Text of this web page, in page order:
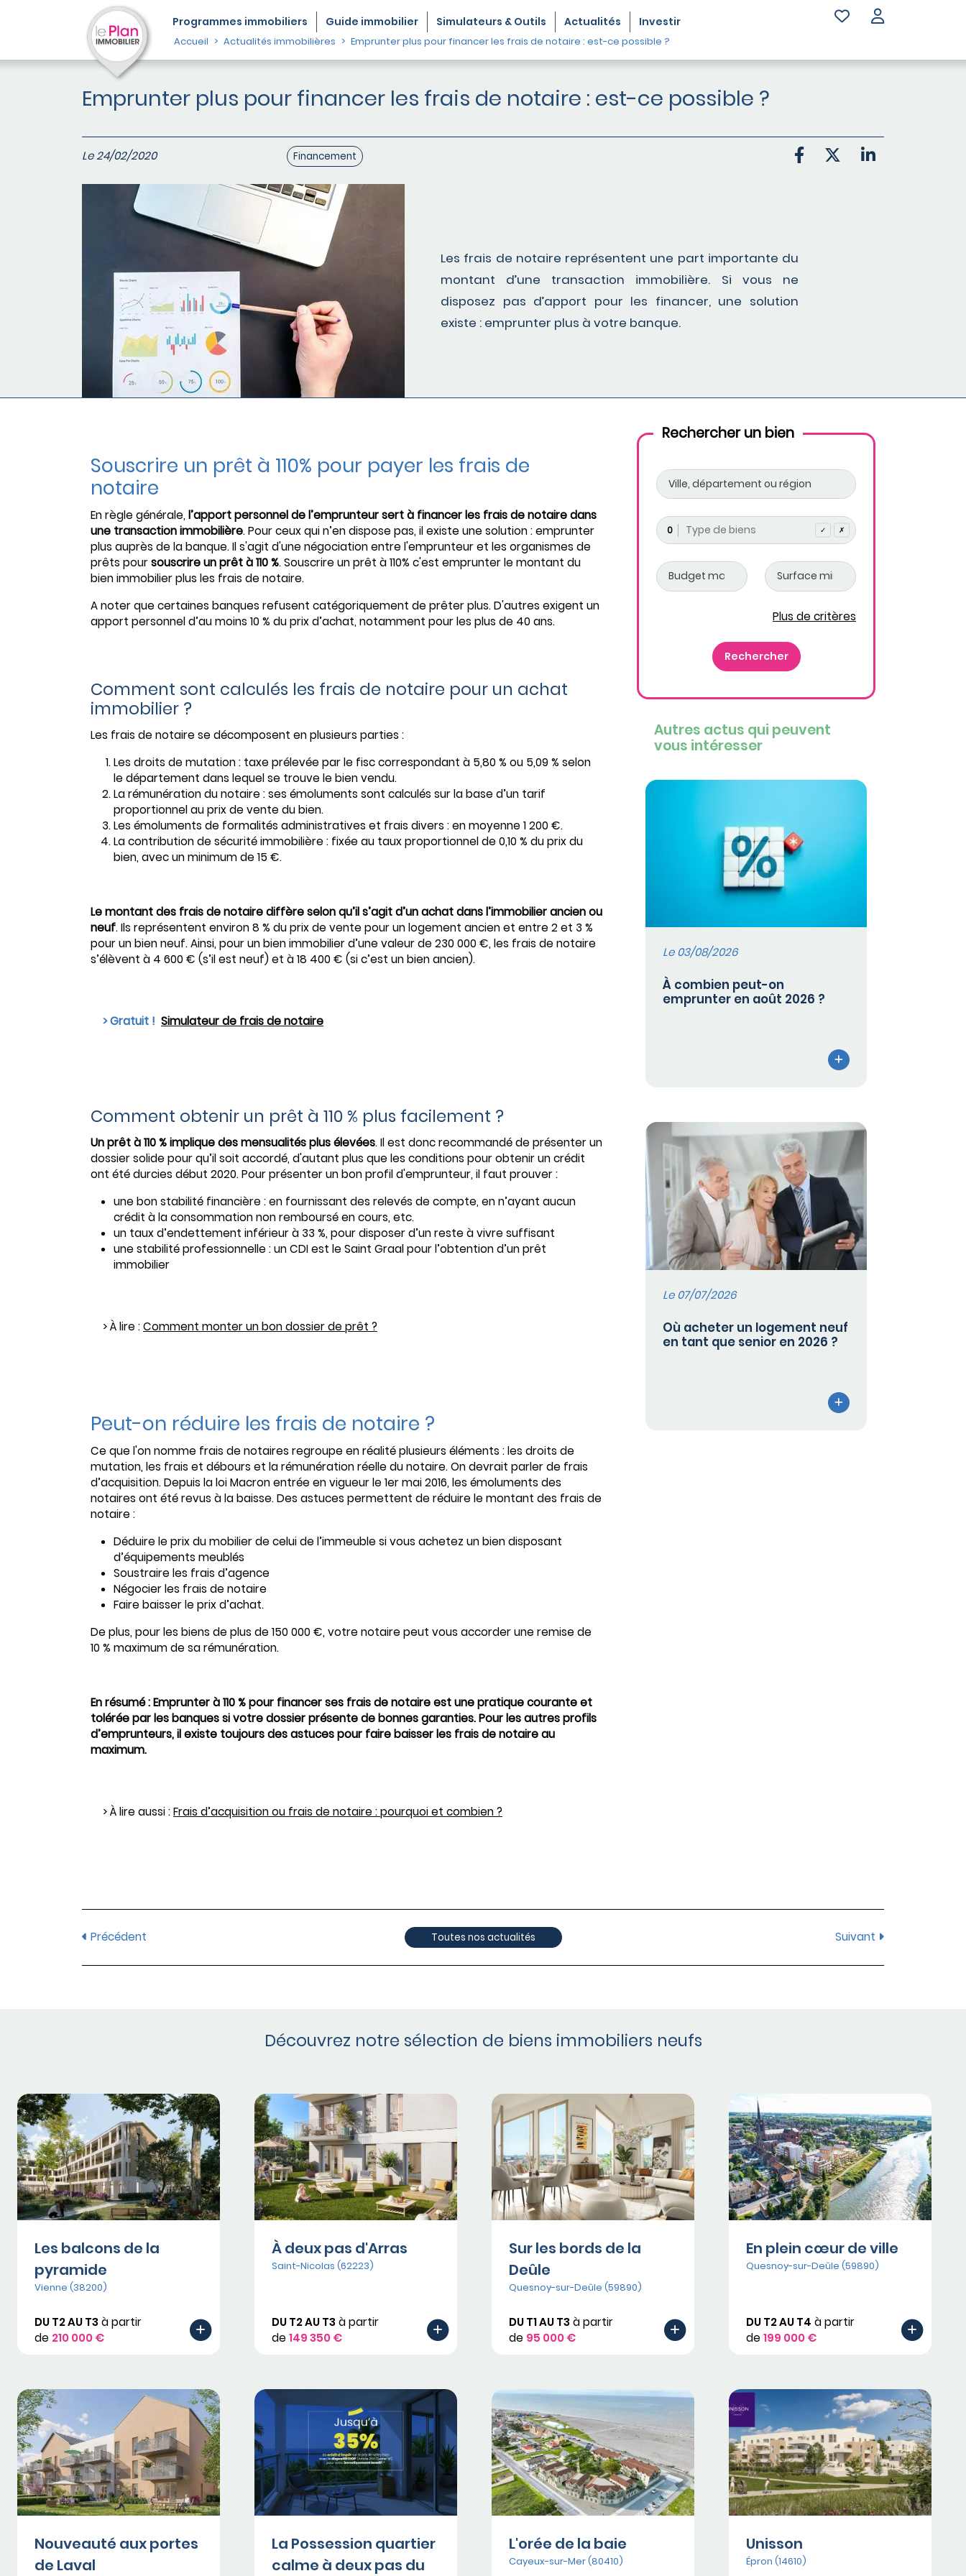
Programmes immobiliers Guide immobilier Simulateurs & Outils Actualités Investir
Accueil Actualités immobilières Emprunter plus pour financer les frais de notaire : est-ce possible ?
Emprunter plus pour financer les frais de notaire : est-ce possible ?
Le 24/02/2020 Financement
Les frais de notaire représentent une part importante du
montant d’une transaction immobilière. Si vous ne
disposez pas d’apport pour les financer, une solution
existe : emprunter plus à votre banque.
Souscrire un prêt à 110% pour payer les frais de
notaire
En règle générale, l’apport personnel de l’emprunteur sert à financer les frais de notaire dans
une transaction immobilière. Pour ceux qui n’en dispose pas, il existe une solution : emprunter
plus auprès de la banque. Il s'agit d'une négociation entre l'emprunteur et les organismes de
prêts poursouscrire un prêt à 110 %. Souscrire un prêt à 110% c'est emprunter le montant du
bien immobilier plus les frais de notaire.
A noter que certaines banques refusent catégoriquement de prêter plus. D'autres exigent un
apport personnel d’au moins 10 % du prix d’achat, notamment pour les plus de 40 ans.
Comment sont calculés les frais de notaire pour un achat
immobilier ?
Les frais de notaire se décomposent en plusieurs parties :
Les droits de mutation : taxe prélevée par le fisc correspondant à 5,80 % ou 5,09 % selon
le département dans lequel se trouve le bien vendu.
La rémunération du notaire : ses émoluments sont calculés sur la base d’un tarif
proportionnel au prix de vente du bien.
Les émoluments de formalités administratives et frais divers : en moyenne 1 200 €.
La contribution de sécurité immobilière : fixée au taux proportionnel de 0,10 % du prix du
bien, avec un minimum de 15 €.
Le montant des frais de notaire diffère selon qu’il s’agit d’un achat dans l’immobilier ancien ou
neuf. Ils représentent environ 8 % du prix de vente pour un logement ancien et entre 2 et 3 %
pour un bien neuf. Ainsi, pour un bien immobilier d’une valeur de 230 000 €, les frais de notaire
s’élèvent à 4 600 € (s’il est neuf) et à 18 400 € (si c’est un bien ancien).
> Gratuit ! Simulateur de frais de notaire
Comment obtenir un prêt à 110 % plus facilement ?
Un prêt à 110 % implique des mensualités plus élevées. Il est donc recommandé de présenter un
dossier solide pour qu’il soit accordé, d'autant plus que les conditions pour obtenir un crédit
ont été durcies début 2020. Pour présenter un bon profil d'emprunteur, il faut prouver :
une bon stabilité financière : en fournissant des relevés de compte, en n’ayant aucun
crédit à la consommation non remboursé en cours, etc.
un taux d’endettement inférieur à 33 %, pour disposer d’un reste à vivre suffisant
une stabilité professionnelle : un CDI est le Saint Graal pour l’obtention d’un prêt
immobilier
> À lire :Comment monter un bon dossier de prêt ?
Peut-on réduire les frais de notaire ?
Ce que l'on nomme frais de notaires regroupe en réalité plusieurs éléments : les droits de
mutation, les frais et débours et la rémunération réelle du notaire. On devrait parler de frais
d’acquisition. Depuis la loi Macron entrée en vigueur le 1er mai 2016, les émoluments des
notaires ont été revus à la baisse. Des astuces permettent de réduire le montant des frais de
notaire :
Déduire le prix du mobilier de celui de l’immeuble si vous achetez un bien disposant
d’équipements meublés
Soustraire les frais d’agence
Négocier les frais de notaire
Faire baisser le prix d’achat.
De plus, pour les biens de plus de 150 000 €, votre notaire peut vous accorder une remise de
10 % maximum de sa rémunération.
En résumé : Emprunter à 110 % pour financer ses frais de notaire est une pratique courante et
tolérée par les banques si votre dossier présente de bonnes garanties. Pour les autres profils
d’emprunteurs, il existe toujours des astuces pour faire baisser les frais de notaire au
maximum.
> À lire aussi :Frais d’acquisition ou frais de notaire : pourquoi et combien ?
Rechercher un bien
0 ✓ ✗
Plus de critères
Autres actus qui peuvent
vous intéresser
Le 03/08/2026
À combien peut-on
emprunter en août 2026 ?
Le 07/07/2026
Où acheter un logement neuf
en tant que senior en 2026 ?
Précédent Toutes nos actualités Suivant
Découvrez notre sélection de biens immobiliers neufs
Les balcons de la
pyramide
Vienne (38200)
DU T2 AU T3à partir
de 210 000 €
À deux pas d'Arras
Saint-Nicolas (62223)
DU T2 AU T3à partir
de 149 350 €
Sur les bords de la
Deûle
Quesnoy-sur-Deûle (59890)
DU T1 AU T3à partir
de 95 000 €
En plein cœur de ville
Quesnoy-sur-Deûle (59890)
DU T2 AU T4 à partir
de 199 000 €
Nouveauté aux portes
de Laval
La Possession quartier
calme à deux pas du
L'orée de la baie
Cayeux-sur-Mer (80410)
Unisson
Épron (14610)